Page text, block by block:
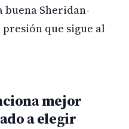
buena Sheridan-
que sigue al
mejor
a elegir